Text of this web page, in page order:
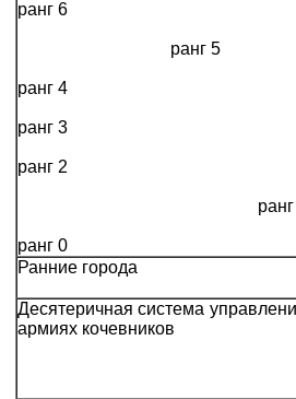
ранг 6
ранг 5
ранг 4
ранг 3
ранг 2
ранг
ранг 0
Ранние города
Десятеричная система
армиях кочевников